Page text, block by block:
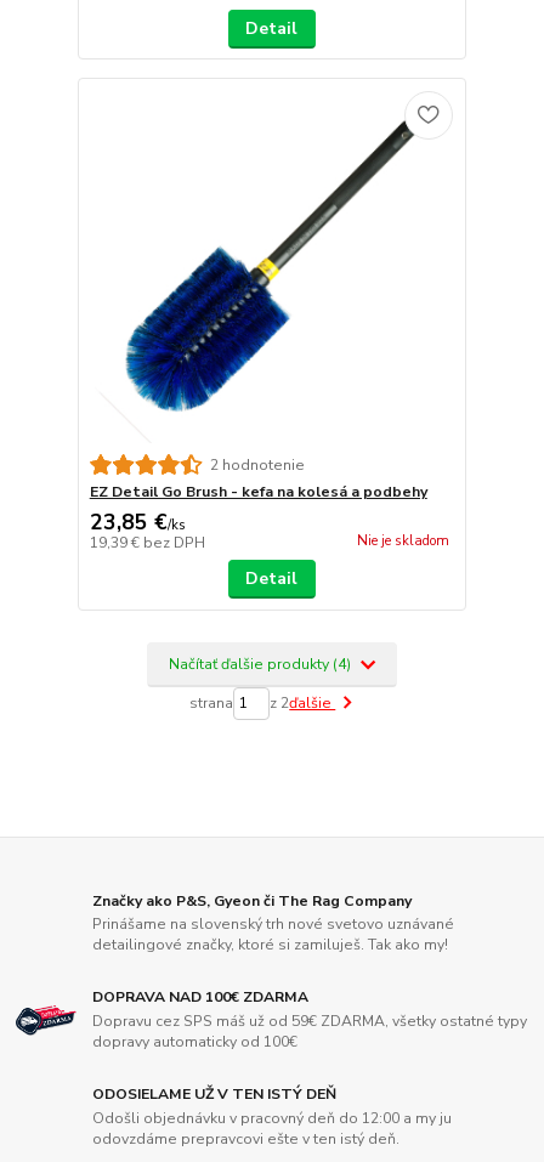
Detail
2 hodnotenie
EZ Detail Go Brush - kefa na kolesá a podbehy
23,85 €/ks
19,39 € bez DPH Nie je skladom
Detail
Načítať ďalšie produkty (4)
strana z 2ďalšie
Značky ako P&S, Gyeon či The Rag Company
Prinášame na slovenský trh nové svetovo uznávané
detailingové značky, ktoré si zamiluješ. Tak ako my!
DOPRAVA NAD 100€ ZDARMA
Dopravu cez SPS máš už od 59€ ZDARMA, všetky ostatné typy
dopravy automaticky od 100€
ODOSIELAME UŽ V TEN ISTÝ DEŇ
Odošli objednávku v pracovný deň do 12:00 a my ju
odovzdáme prepravcovi ešte v ten istý deň.